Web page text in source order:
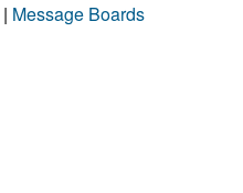
| Message Boards